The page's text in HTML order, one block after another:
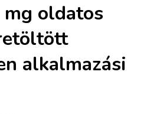
oldatos
alkalmazási